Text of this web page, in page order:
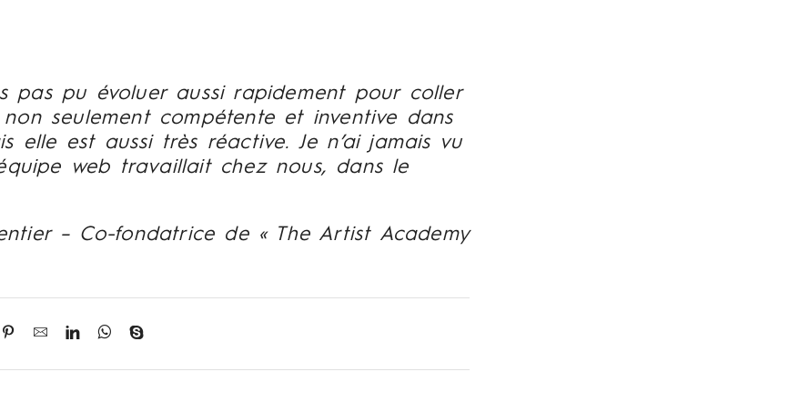
pas pu évoluer aussi rapidement pour coller
seulement compétente et inventive dans
elle est aussi très réactive. Je n’ai jamais vu
web travaillait chez nous, dans le
– Co-fondatrice de « The Artist Academy